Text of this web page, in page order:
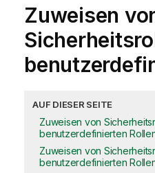
Zuweisen
AUF DIESER SEITE
Zuweisen von
benutzerdefinierten
Zuweisen von
benutzerdefinierten